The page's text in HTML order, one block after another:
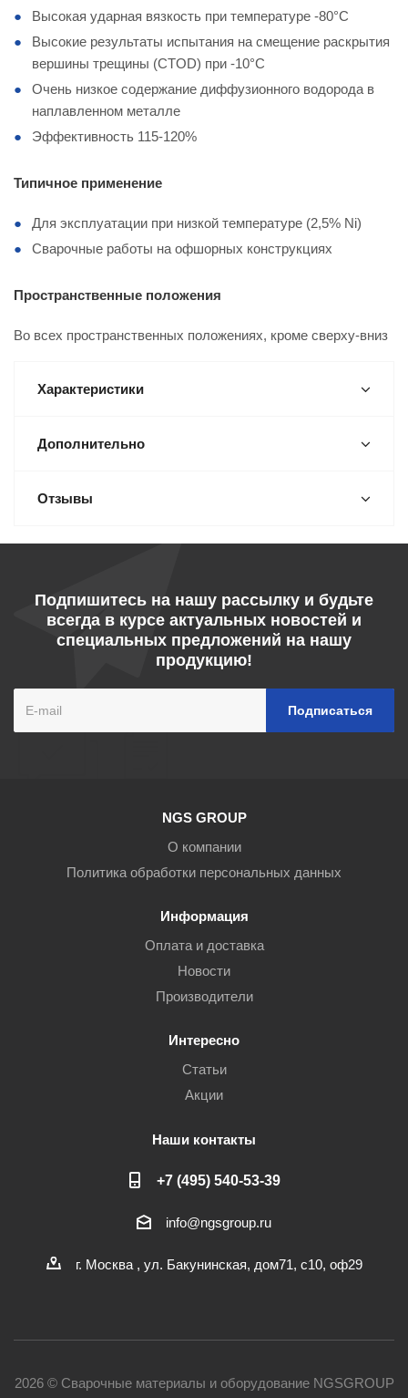
Высокая ударная вязкость при температуре -80°C
Высокие результаты испытания на смещение раскрытия
вершины трещины (CTOD) при -10°C
Очень низкое содержание диффузионного водорода в
наплавленном металле
Эффективность 115-120%
Типичное применение
Для эксплуатации при низкой температуре (2,5% Ni)
Сварочные работы на офшорных конструкциях
Пространственные положения
Во всех пространственных положениях, кроме сверху-вниз
Характеристики
Дополнительно
Отзывы
Подпишитесь на нашу рассылку и будьте
всегда в курсе актуальных новостей и
специальных предложений на нашу
продукцию!
NGS GROUP
О компании
Политика обработки персональных данных
Информация
Оплата и доставка
Новости
Производители
Интересно
Статьи
Акции
Наши контакты
+7 (495) 540-53-39
info@ngsgroup.ru
г. Москва , ул. Бакунинская, дом71, с10, оф29
2026 © Сварочные материалы и оборудование NGSGROUP